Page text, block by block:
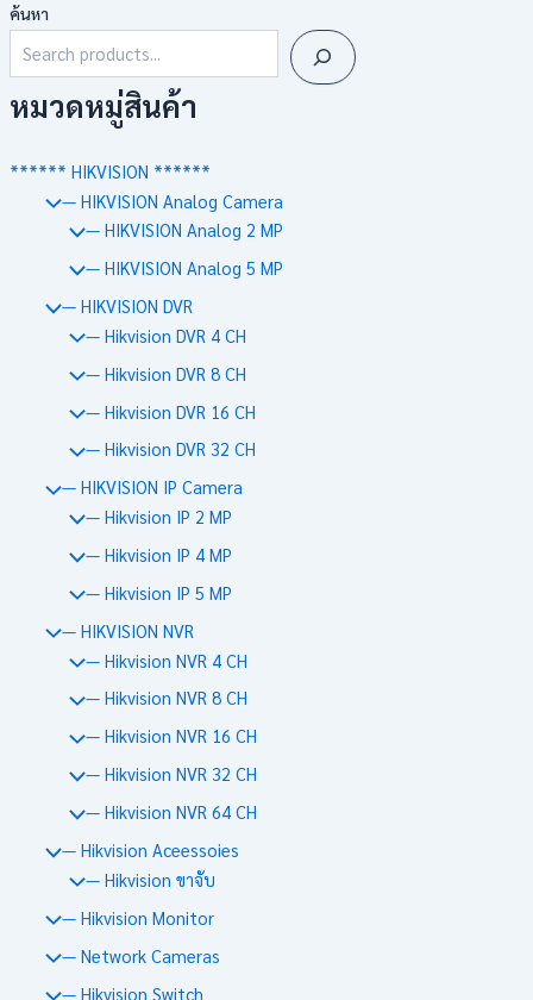
ค้นหา
หมวดหมู่สินค้า
****** HIKVISION ******
— HIKVISION Analog Camera
— HIKVISION Analog 2 MP
— HIKVISION Analog 5 MP
— HIKVISION DVR
— Hikvision DVR 4 CH
— Hikvision DVR 8 CH
— Hikvision DVR 16 CH
— Hikvision DVR 32 CH
— HIKVISION IP Camera
— Hikvision IP 2 MP
— Hikvision IP 4 MP
— Hikvision IP 5 MP
— HIKVISION NVR
— Hikvision NVR 4 CH
— Hikvision NVR 8 CH
— Hikvision NVR 16 CH
— Hikvision NVR 32 CH
— Hikvision NVR 64 CH
— Hikvision Aceessoies
— Hikvision ขาจับ
— Hikvision Monitor
— Network Cameras
— Hikvision Switch